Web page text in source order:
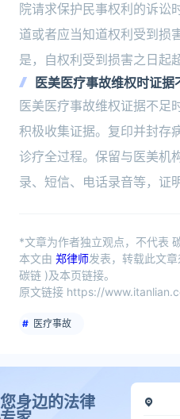
院请求保护民事权利的诉讼
道或者应当知道权利受到损
是，自权利受到损害之日起
医美医疗事故维权时证据
医美医疗事故维权证据不足
积极收集证据。复印并封存
诊疗全过程。保留与医美机
录、短信、电话录音等，证
*文章为作者独立观点，不代表
本文由 郑律师发表，转载此文
碳链 )及本页链接。
原文链接 https://
医疗事故
您身边的法律